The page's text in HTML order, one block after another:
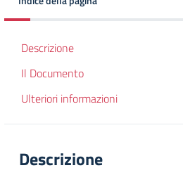
Descrizione
Il Documento
Ulteriori informazioni
Descrizione